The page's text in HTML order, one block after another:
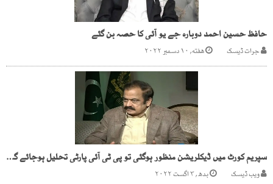
حافظ حسین احمد دوبارہ جے یو آئی کا حصہ بن گئے
جرات ڈیسک هفته, ۱۰ دسمبر ۲۰۲۲
سپریم کورٹ میں ڈیکلریشن منظور ہوگئی تو پی ٹی آئی پارٹی تحلیل ہوجائے گی، وزیرداخلہ
ویب ڈیسک بدھ, ۳ اگست ۲۰۲۲